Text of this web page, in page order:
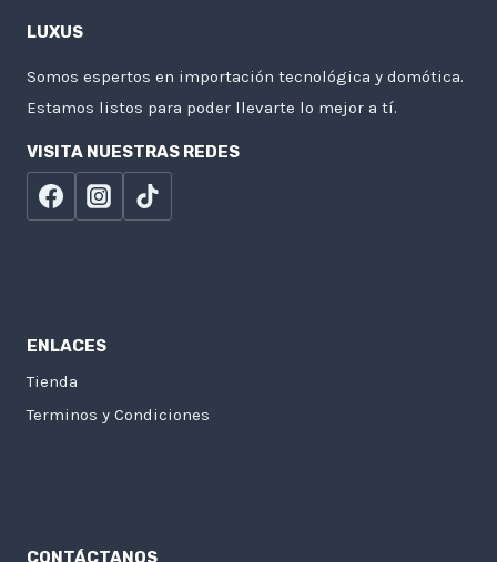
LUXUS
Somos espertos en importación tecnológica y domótica.
Estamos listos para poder llevarte lo mejor a tí.
VISITA NUESTRAS REDES
ENLACES
Tienda
Terminos y Condiciones
CONTÁCTANOS